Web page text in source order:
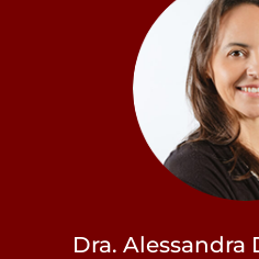
Dra. Alessandra